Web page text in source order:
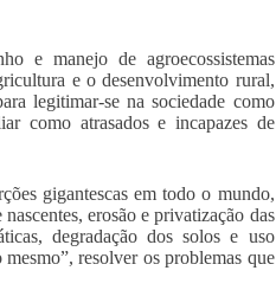
e manejo de agroecossistemas
e o desenvolvimento rural,
legitimar-se na sociedade como
como atrasados e incapazes de
gigantescas em todo o mundo,
erosão e privatização das
degradação dos solos e uso
resolver os problemas que